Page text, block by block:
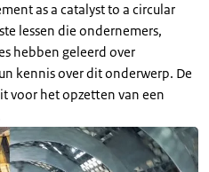
as a catalyst to a circular
lessen die ondernemers,
hebben geleerd over
kennis over dit onderwerp. De
voor het opzetten van een